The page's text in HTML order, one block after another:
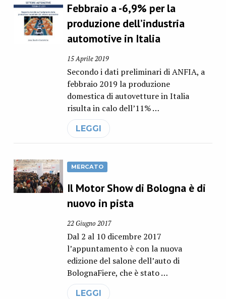
Febbraio a -6,9% per la
produzione dell’industria
automotive in Italia
15 Aprile 2019
Secondo i dati preliminari di ANFIA, a
febbraio 2019 la produzione
domestica di autovetture in Italia
risulta in calo dell’11% …
LEGGI
MERCATO
Il Motor Show di Bologna è di
nuovo in pista
22 Giugno 2017
Dal 2 al 10 dicembre 2017
l’appuntamento è con la nuova
edizione del salone dell’auto di
BolognaFiere, che è stato …
LEGGI